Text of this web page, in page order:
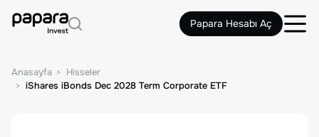
Papara Hesabı Aç
Anasayfa
Hisseler
iShares iBonds Dec 2028 Term Corporate ETF